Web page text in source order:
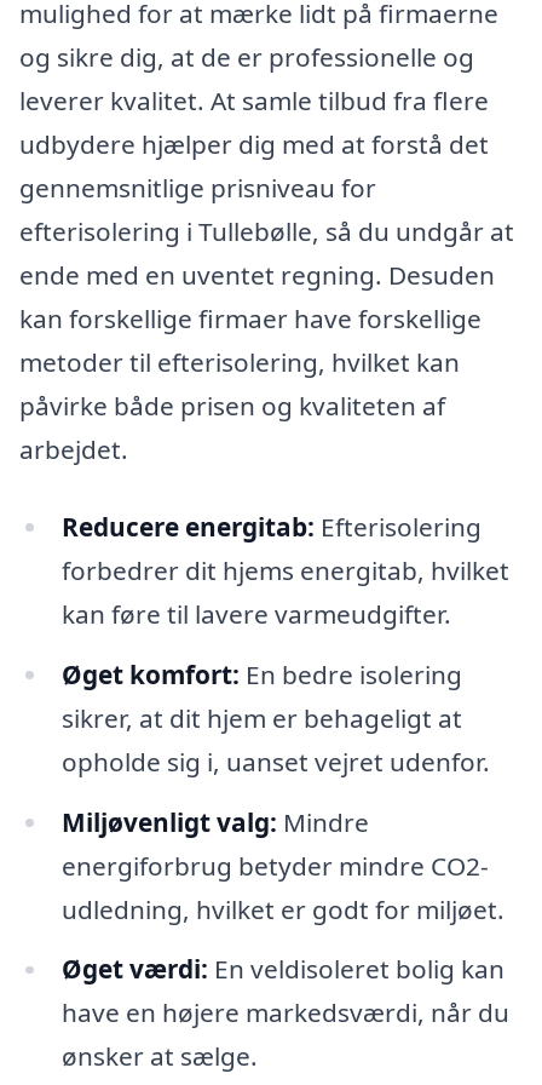
mulighed for at mærke lidt på firmaerne
og sikre dig, at de er professionelle og
leverer kvalitet. At samle tilbud fra flere
udbydere hjælper dig med at forstå det
gennemsnitlige prisniveau for
efterisolering i Tullebølle, så du undgår at
ende med en uventet regning. Desuden
kan forskellige firmaer have forskellige
metoder til efterisolering, hvilket kan
påvirke både prisen og kvaliteten af
arbejdet.
Reducere energitab: Efterisolering
forbedrer dit hjems energitab, hvilket
kan føre til lavere varmeudgifter.
Øget komfort: En bedre isolering
sikrer, at dit hjem er behageligt at
opholde sig i, uanset vejret udenfor.
Miljøvenligt valg: Mindre
energiforbrug betyder mindre CO2-
udledning, hvilket er godt for miljøet.
Øget værdi: En veldisoleret bolig kan
have en højere markedsværdi, når du
ønsker at sælge.